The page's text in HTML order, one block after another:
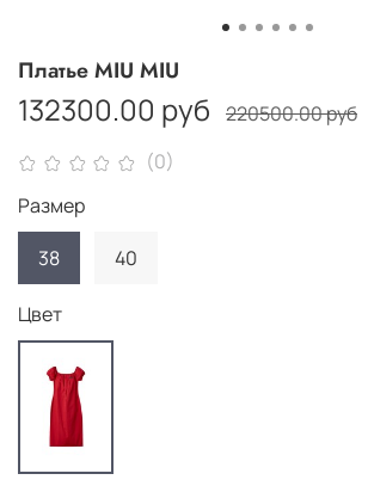
(0)
Платье MIU MIU
132300.00 руб 220500.00 руб
Размер
38
40
Цвет